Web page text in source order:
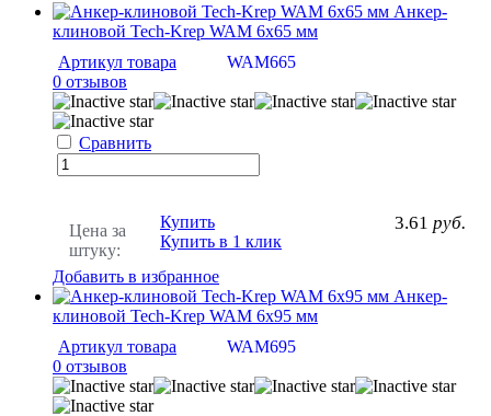
Анкер-
клиновой Tech-Krep WAM 6х65 мм
Артикул товара
WAM665
0 отзывов
Сравнить
Цена за
штуку:
3.61 руб.
Купить
Купить в 1 клик
Добавить в избранное
Анкер-
клиновой Tech-Krep WAM 6х95 мм
Артикул товара
WAM695
0 отзывов